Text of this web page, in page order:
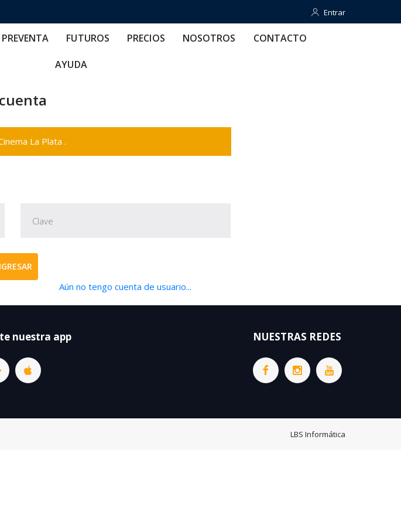
Entrar
Entrar
PREVENTA FUTUROS PRECIOS NOSOTROS CONTACTO
AYUDA
La Plata .
Aún no tengo cuenta de usuario...
nuestra app NUESTRAS REDES
LBS Informática